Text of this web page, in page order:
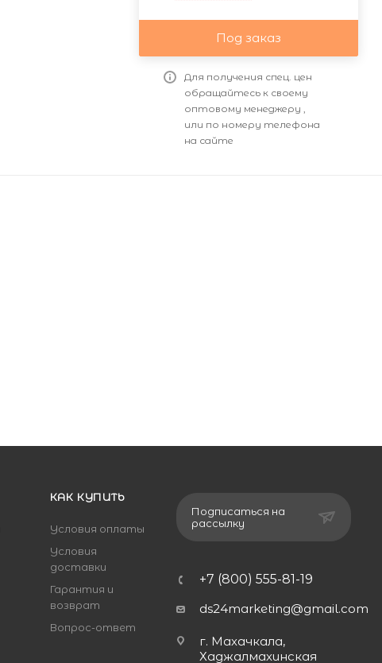
Под заказ
Для получения спец. цен
обращайтесь к своему
оптовому менеджеру ,
или по номеру телефона
на сайте
КАК КУПИТЬ
Условия оплаты
Условия
доставки
Гарантия и
возврат
Вопрос-ответ
Подписаться на
рассылку
+7 (800) 555-81-19
ds24marketing@gmail.com
г. Махачкала,
Хаджалмахинская